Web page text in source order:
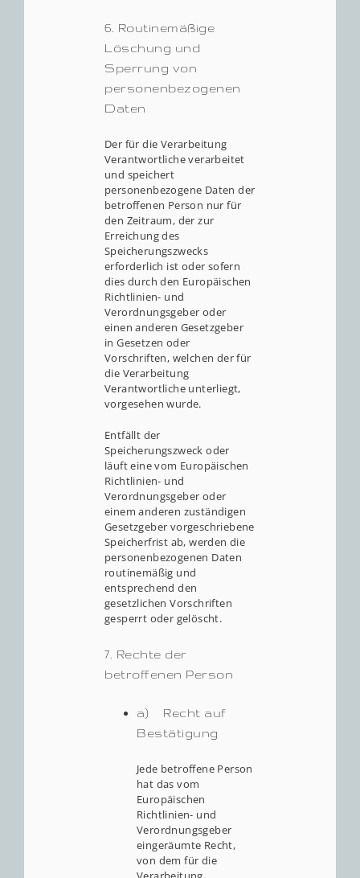
6. Routinemäßige
Löschung und
Sperrung von
personenbezogenen
Daten
Der für die Verarbeitung
Verantwortliche verarbeitet
und speichert
personenbezogene Daten der
betroffenen Person nur für
den Zeitraum, der zur
Erreichung des
Speicherungszwecks
erforderlich ist oder sofern
dies durch den Europäischen
Richtlinien- und
Verordnungsgeber oder
einen anderen Gesetzgeber
in Gesetzen oder
Vorschriften, welchen der für
die Verarbeitung
Verantwortliche unterliegt,
vorgesehen wurde.
Entfällt der
Speicherungszweck oder
läuft eine vom Europäischen
Richtlinien- und
Verordnungsgeber oder
einem anderen zuständigen
Gesetzgeber vorgeschriebene
Speicherfrist ab, werden die
personenbezogenen Daten
routinemäßig und
entsprechend den
gesetzlichen Vorschriften
gesperrt oder gelöscht.
7. Rechte der
betroffenen Person
a) Recht auf
Bestätigung
Jede betroffene Person
hat das vom
Europäischen
Richtlinien- und
Verordnungsgeber
eingeräumte Recht,
von dem für die